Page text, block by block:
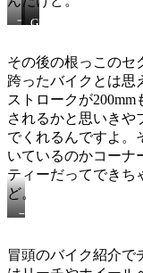
フ
ン
ト
29
リ
27.5
GIANT
リ
ジ
ナ
ル
の
ペ
ダ
ル
も
っ
た
その後の根っこのセ
跨ったバイクとは思
ストロークが
されるかと思いきや
でくれるんですよ。
いているのかコーナ
ティーだってできち
ど。
こ
笑
顔
冒頭のバイク紹介で